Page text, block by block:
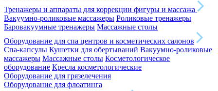
Тренажеры и аппараты для коррекции фигуры и массажа
Вакуумно-роликовые массажеры Роликовые тренажеры
Баровакуумные тренажеры Массажные столы
Оборудование для спа центров и косметических салонов
Спа-капсулы Кушетки для обертываний Вакуумно-роликовые
массажеры Массажные столы Косметологическое
оборудование Кресла косметологические
Оборудование для грязелечения
Оборудование для флоатинга